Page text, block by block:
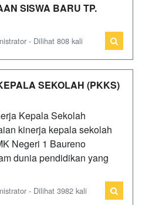
SISWA BARU TP.
- Dilihat 808 kali
SEKOLAH (PKKS)
Kepala Sekolah
kinerja kepala sekolah
Negeri 1 Baureno
dunia pendidikan yang
- Dilihat 3982 kali